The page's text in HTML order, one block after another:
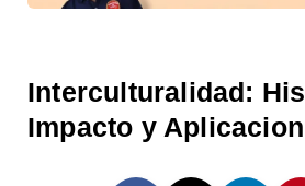
Interculturalidad:
Impacto y